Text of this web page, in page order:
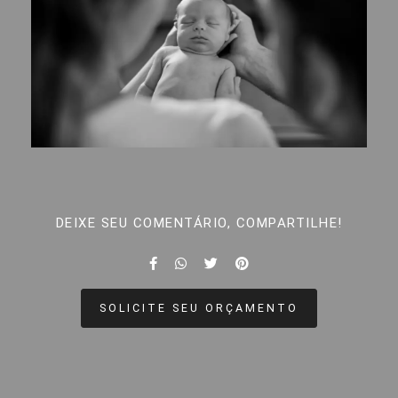
DEIXE SEU COMENTÁRIO, COMPARTILHE!
SOLICITE SEU ORÇAMENTO